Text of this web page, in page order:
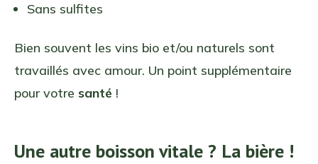
Sans sulfites
Bien souvent les vins bio et/ou naturels sont
travaillés avec amour. Un point supplémentaire
pour votre santé !
Une autre boisson vitale ? La bière !